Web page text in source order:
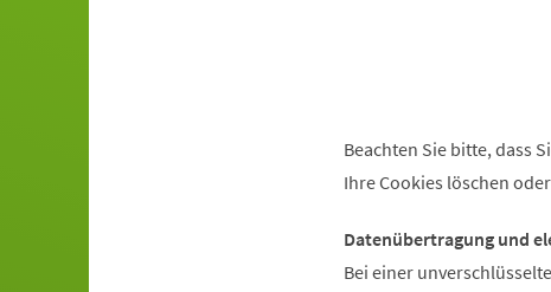
Beachten Sie bitte, dass
Ihre Cookies löschen
Datenübertragung und
Bei einer